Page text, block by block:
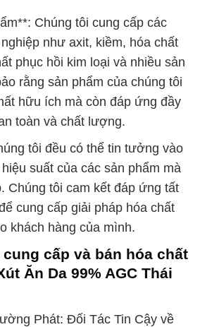
Chúng tôi cung cấp các
như axit, kiềm, hóa chất
phục hồi kim loại và nhiều sản
rằng sản phẩm của chúng tôi
hữu ích mà còn đáp ứng đầy
toàn và chất lượng.
tôi đều có thể tin tưởng vào
suất của các sản phẩm mà
Chúng tôi cam kết đáp ứng tất
cung cấp giải pháp hóa chất
khách hàng của mình.
cấp và bán hóa chất
Ăn Da 99% AGC Thái
Phát: Đối Tác Tin Cậy về